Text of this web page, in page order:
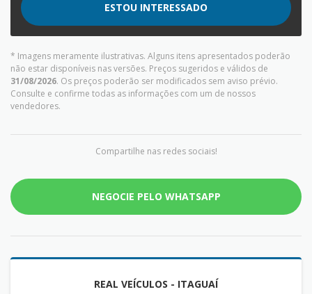
ESTOU INTERESSADO
* Imagens meramente ilustrativas. Alguns itens apresentados poderão
não estar disponíveis nas versões. Preços sugeridos e válidos de
31/08/2026. Os preços poderão ser modificados sem aviso prévio.
Consulte e confirme todas as informações com um de nossos
vendedores.
Compartilhe nas redes sociais!
NEGOCIE PELO WHATSAPP
REAL VEÍCULOS - ITAGUAÍ